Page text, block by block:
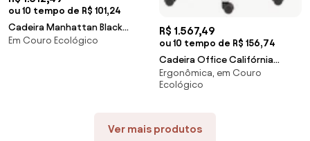
ou 10 tempo de R$ 101,24
Cadeira Manhattan Black
Diretor Caramelo Base Aço
Em Couro Ecológico
R$ 1.567,49
ou 10 tempo de R$ 156,74
Cadeira Office Califórnia
Courino Marrom Base Rodízio -
73487 Sun House
Ergonômica, em Couro
Ecológico
Ver mais produtos